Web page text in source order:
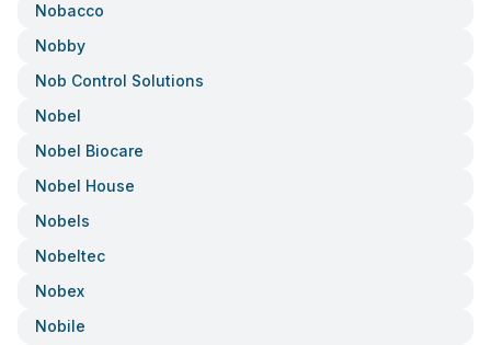
Nobacco
Nobby
Nob Control Solutions
Nobel
Nobel Biocare
Nobel House
Nobels
Nobeltec
Nobex
Nobile